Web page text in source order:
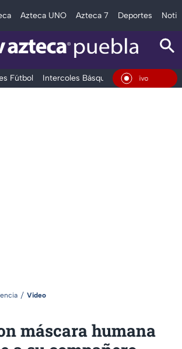
Azteca UNO Azteca 7 Deportes
Fútbol Intercoles Básquetbol Deportes
En Vivo
Video
máscara humana